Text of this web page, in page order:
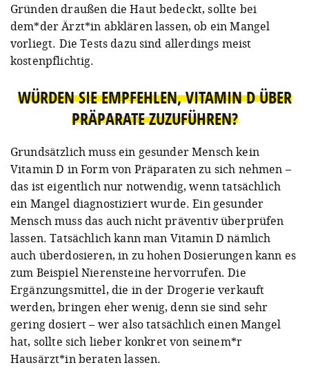
Gründen draußen die Haut bedeckt, sollte bei
dem*der Ärzt*in abklären lassen, ob ein Mangel
vorliegt. Die Tests dazu sind allerdings meist
kostenpflichtig.
WÜRDEN SIE EMPFEHLEN, VITAMIN D ÜBER
PRÄPARATE ZUZUFÜHREN?
Grundsätzlich muss ein gesunder Mensch kein
Vitamin D in Form von Präparaten zu sich nehmen –
das ist eigentlich nur notwendig, wenn tatsächlich
ein Mangel diagnostiziert wurde. Ein gesunder
Mensch muss das auch nicht präventiv überprüfen
lassen. Tatsächlich kann man Vitamin D nämlich
auch überdosieren, in zu hohen Dosierungen kann es
zum Beispiel Nierensteine hervorrufen. Die
Ergänzungsmittel, die in der Drogerie verkauft
werden, bringen eher wenig, denn sie sind sehr
gering dosiert – wer also tatsächlich einen Mangel
hat, sollte sich lieber konkret von seinem*r
Hausärzt*in beraten lassen.